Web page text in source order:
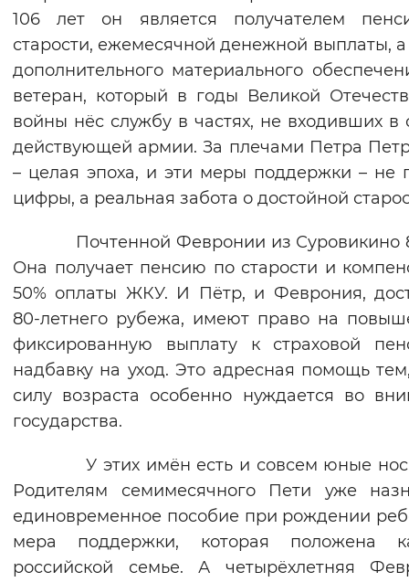
Включены Выключены
Воспроизвести Остановить
Вернуть стандартные настройки
106 лет он является получателем
старости, ежемесячной денежной выплаты,
дополнительного материального
ветеран, который в годы Великой
войны нёс службу в частях, не входивших в
действующей армии. За плечами Петра
– целая эпоха, и эти меры поддержки – не
цифры, а реальная забота о достойной
Почтенной Февронии из Суровикино
Она получает пенсию по старости и
50% оплаты ЖКУ. И Пётр, и Феврония,
80-летнего рубежа, имеют право на
фиксированную выплату к страховой
надбавку на уход. Это адресная помощь
силу возраста особенно нуждается во
государства.
У этих имён есть и совсем юные
Родителям семимесячного Пети уже
единовременное пособие при рождении
мера поддержки, которая положена
российской семье. А четырёхлетняя